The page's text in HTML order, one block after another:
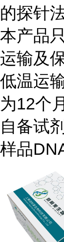
的探针
本产品
运输及
低温运
为12个
自备试
样品